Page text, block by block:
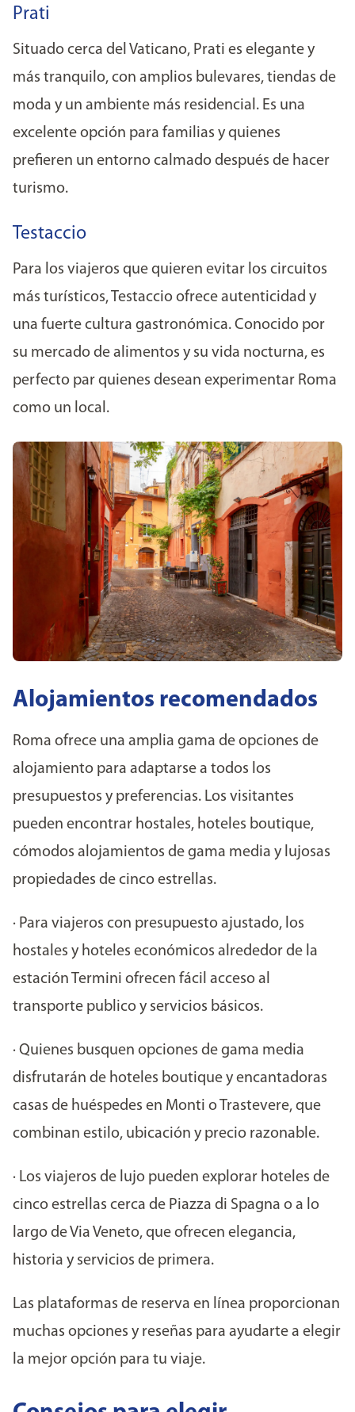
Prati
Situado cerca del Vaticano, Prati es elegante y
más tranquilo, con amplios bulevares, tiendas de
moda y un ambiente más residencial. Es una
excelente opción para familias y quienes
prefieren un entorno calmado después de hacer
turismo.
Testaccio
Para los viajeros que quieren evitar los circuitos
más turísticos, Testaccio ofrece autenticidad y
una fuerte cultura gastronómica. Conocido por
su mercado de alimentos y su vida nocturna, es
perfecto par quienes desean experimentar Roma
como un local.
Alojamientos recomendados
Roma ofrece una amplia gama de opciones de
alojamiento para adaptarse a todos los
presupuestos y preferencias. Los visitantes
pueden encontrar hostales, hoteles boutique,
cómodos alojamientos de gama media y lujosas
propiedades de cinco estrellas.
· Para viajeros con presupuesto ajustado, los
hostales y hoteles económicos alrededor de la
estación Termini ofrecen fácil acceso al
transporte publico y servicios básicos.
· Quienes busquen opciones de gama media
disfrutarán de hoteles boutique y encantadoras
casas de huéspedes en Monti o Trastevere, que
combinan estilo, ubicación y precio razonable.
· Los viajeros de lujo pueden explorar hoteles de
cinco estrellas cerca de Piazza di Spagna o a lo
largo de Via Veneto, que ofrecen elegancia,
historia y servicios de primera.
Las plataformas de reserva en línea proporcionan
muchas opciones y reseñas para ayudarte a elegir
la mejor opción para tu viaje.